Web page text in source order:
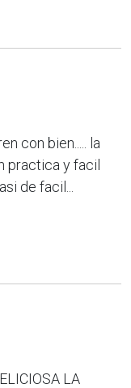
con bien..... la
practica y facil
de facil...
LA